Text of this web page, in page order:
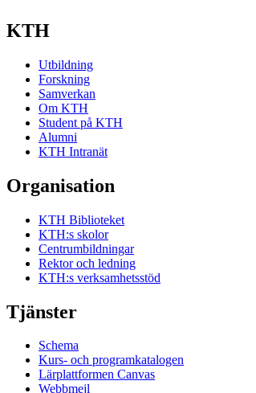
KTH
Utbildning
Forskning
Samverkan
Om KTH
Student på KTH
Alumni
KTH Intranät
Organisation
KTH Biblioteket
KTH:s skolor
Centrumbildningar
Rektor och ledning
KTH:s verksamhetsstöd
Tjänster
Schema
Kurs- och programkatalogen
Lärplattformen Canvas
Webbmejl